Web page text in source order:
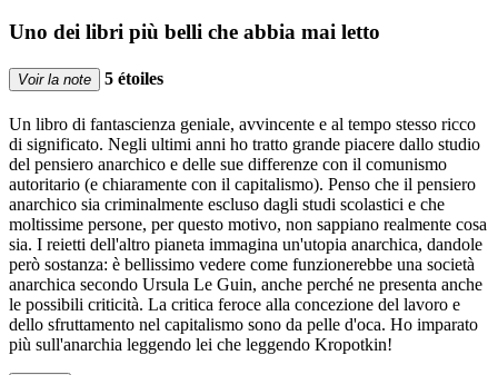
Uno dei libri più belli che abbia mai letto
Voir la note 5 étoiles
Un libro di fantascienza geniale, avvincente e al tempo stesso ricco
di significato. Negli ultimi anni ho tratto grande piacere dallo studio
del pensiero anarchico e delle sue differenze con il comunismo
autoritario (e chiaramente con il capitalismo). Penso che il pensiero
anarchico sia criminalmente escluso dagli studi scolastici e che
moltissime persone, per questo motivo, non sappiano realmente cosa
sia. I reietti dell'altro pianeta immagina un'utopia anarchica, dandole
però sostanza: è bellissimo vedere come funzionerebbe una società
anarchica secondo Ursula Le Guin, anche perché ne presenta anche
le possibili criticità. La critica feroce alla concezione del lavoro e
dello sfruttamento nel capitalismo sono da pelle d'oca. Ho imparato
più sull'anarchia leggendo lei che leggendo Kropotkin!